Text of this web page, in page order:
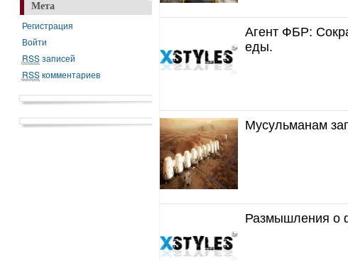
Мета
Регистрация
Войти
RSSзаписей
RSSкомментариев
Агент ФБР:
еды.
Мусульманам
Размышления о